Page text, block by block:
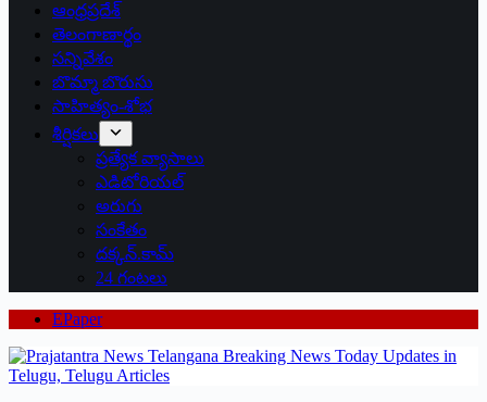
ఆంధ్రప్రదేశ్
తెలంగాణార్థం
సన్నివేశం
బొమ్మా బొరుసు
సాహిత్యం-శోభ
శీర్షికలు
ప్రత్యేక వ్యాసాలు
ఎడిటోరియల్
అరుగు
సంకేతం
దక్కన్.కామ్
24 గంటలు
EPaper